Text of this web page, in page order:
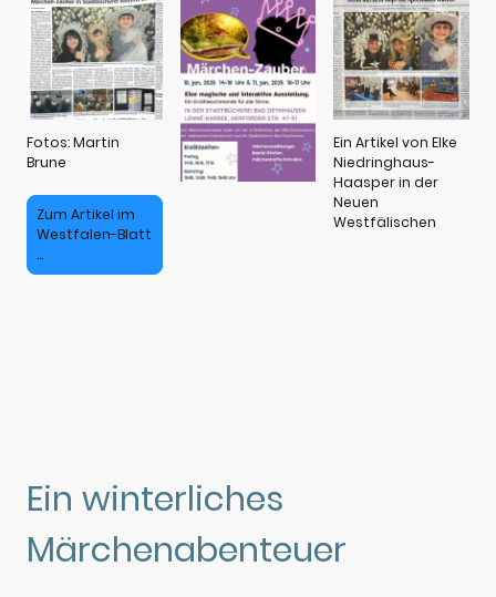
Fotos: Martin
Brune
Zum Artikel im
Westfalen-Blatt
...
Ein Artikel von Elke
Niedringhaus-
Haasper in der
Neuen
Westfälischen
Ein winterliches
Märchenabenteuer